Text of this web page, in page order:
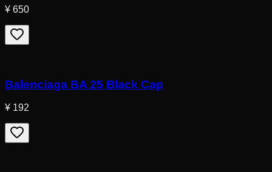
¥ 650
Balenciaga BA 25 Black Cap
¥ 192